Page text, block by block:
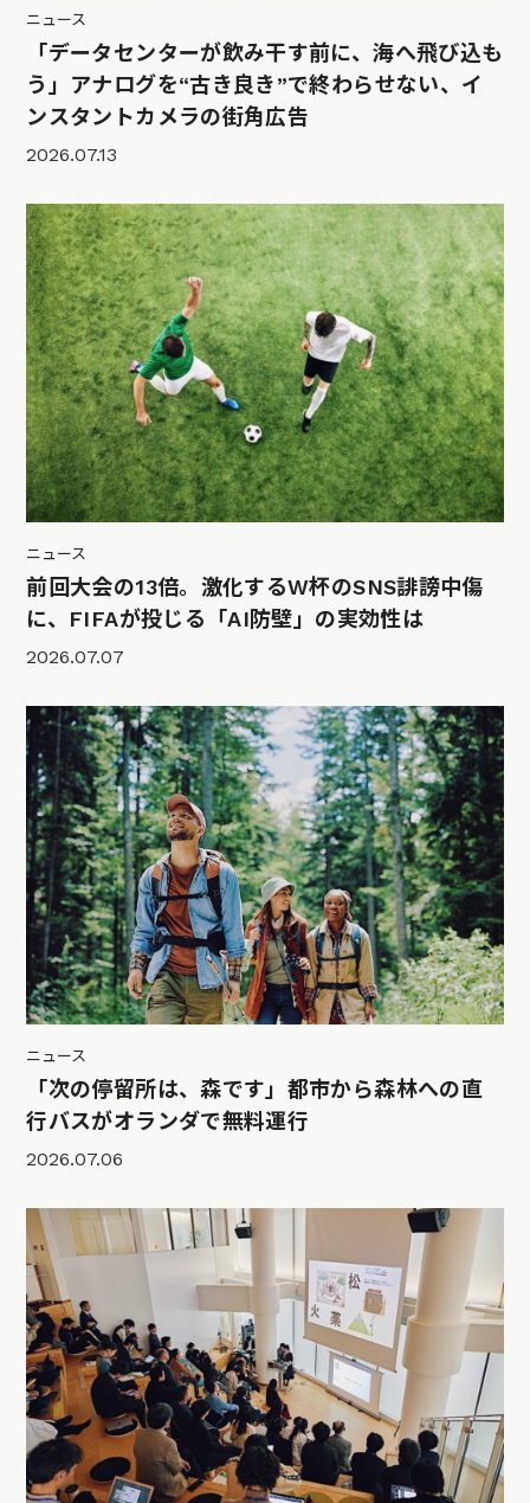
ニュース
「データセンターが飲み干す前に、海へ飛び込も
う」アナログを“古き良き”で終わらせない、イ
ンスタントカメラの街角広告
2026.07.13
ニュース
前回大会の13倍。激化するW杯のSNS誹謗中傷
に、FIFAが投じる「AI防壁」の実効性は
2026.07.07
ニュース
「次の停留所は、森です」都市から森林への直
行バスがオランダで無料運行
2026.07.06